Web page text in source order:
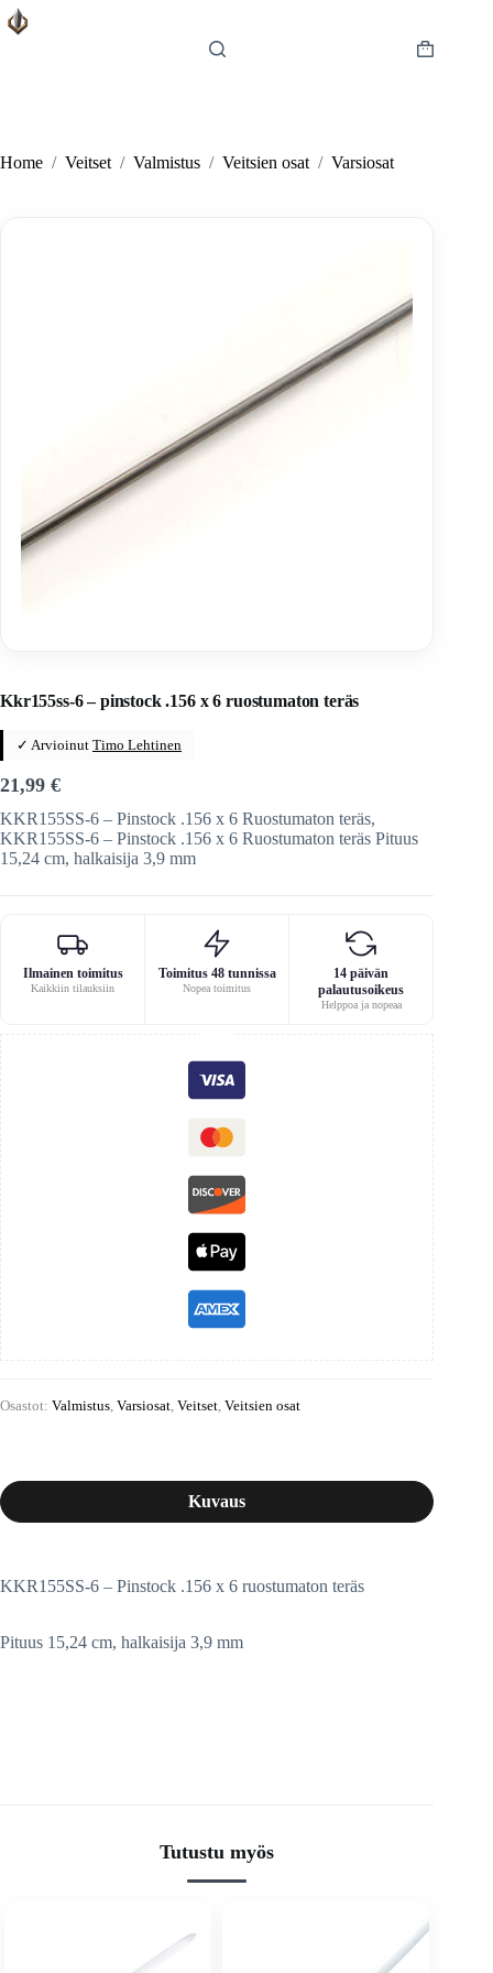
Skip
to
Shopping
Home / Veitset / Valmistus / Veitsien osat / Varsiosat
Kkr155ss-6 – pinstock .156 x 6 ruostumaton teräs
✓ Arvioinut Timo Lehtinen
21,99 €
KKR155SS-6 – Pinstock .156 x 6 Ruostumaton teräs,
KKR155SS-6 – Pinstock .156 x 6 Ruostumaton teräs Pituus
15,24 cm, halkaisija 3,9 mm
Ilmainen toimitus
Kaikkiin tilauksiin
Toimitus 48 tunnissa
Nopea toimitus
14 päivän
palautusoikeus
Helppoa ja nopeaa
Osastot: Valmistus Varsiosat Veitset Veitsien osat
Kuvaus
KKR155SS-6 – Pinstock .156 x 6 ruostumaton teräs
Pituus 15,24 cm, halkaisija 3,9 mm
Tutustu myös